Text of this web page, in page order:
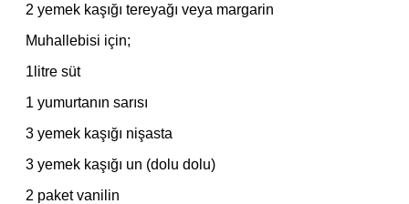
2 yemek kaşığı tereyağı veya margarin
Muhallebisi için;
1litre süt
1 yumurtanın sarısı
3 yemek kaşığı nişasta
3 yemek kaşığı un (dolu dolu)
2 paket vanilin